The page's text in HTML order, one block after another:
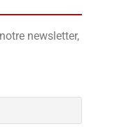
newsletter,